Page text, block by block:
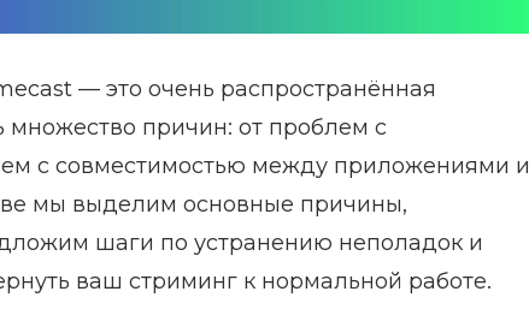
— это очень распространённая
множество причин: от проблем с
с совместимостью между приложениями и
мы выделим основные причины,
шаги по устранению неполадок и
ваш стриминг к нормальной работе.